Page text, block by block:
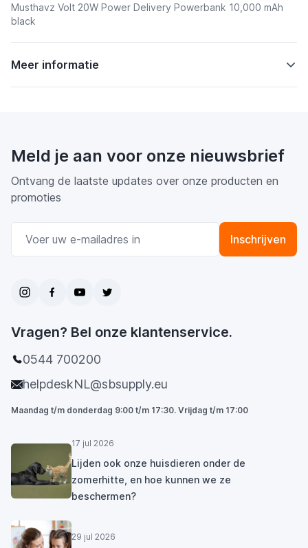
Musthavz Volt 20W Power Delivery Powerbank 10,000 mAh
black
Meer informatie
Meld je aan voor onze nieuwsbrief
Ontvang de laatste updates over onze producten en
promoties
Inschrijven
Vragen? Bel onze klantenservice.
0544 700200
helpdeskNL@sbsupply.eu
Maandag t/m donderdag 9:00 t/m 17:30. Vrijdag t/m 17:00
17 jul 2026
Lijden ook onze huisdieren onder de
zomerhitte, en hoe kunnen we ze
beschermen?
29 jul 2026